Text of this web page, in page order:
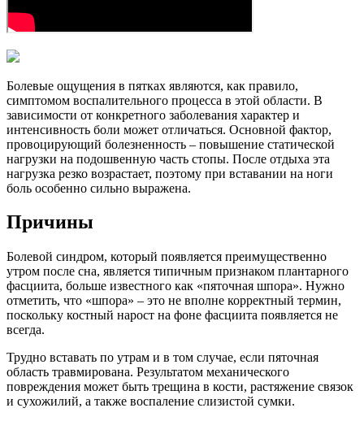
Болевые ощущения в пятках являются, как правило,
симптомом воспалительного процесса в этой области. В
зависимости от конкретного заболевания характер и
интенсивность боли может отличаться. Основной фактор,
провоцирующий болезненность – повышение статической
нагрузки на подошвенную часть стопы. После отдыха эта
нагрузка резко возрастает, поэтому при вставании на ноги
боль особенно сильно выражена.
Причины
Болевой синдром, который появляется преимущественно
утром после сна, является типичным признаком плантарного
фасциита, больше известного как «пяточная шпора». Нужно
отметить, что «шпора» – это не вполне корректный термин,
поскольку костный нарост на фоне фасциита появляется не
всегда.
Трудно вставать по утрам и в том случае, если пяточная
область травмирована. Результатом механического
повреждения может быть трещина в кости, растяжение связок
и сухожилий, а также воспаление слизистой сумки.